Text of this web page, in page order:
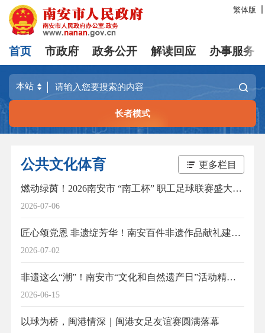
繁体版
首页 市政府 政务公开 解读回应 办事服务
长者模式
公共文化体育 更多栏目
2026-07-06
燃动绿茵！2026南安市 “南工杯” 职工足球联赛盛大开幕
2026-07-02
匠心颂党恩 非遗绽芳华！南安百件非遗作品献礼建党105周年
2026-06-15
非遗这么“潮”！南安市“文化和自然遗产日”活动精彩纷呈！
以球为桥，闽港情深｜闽港女足友谊赛圆满落幕